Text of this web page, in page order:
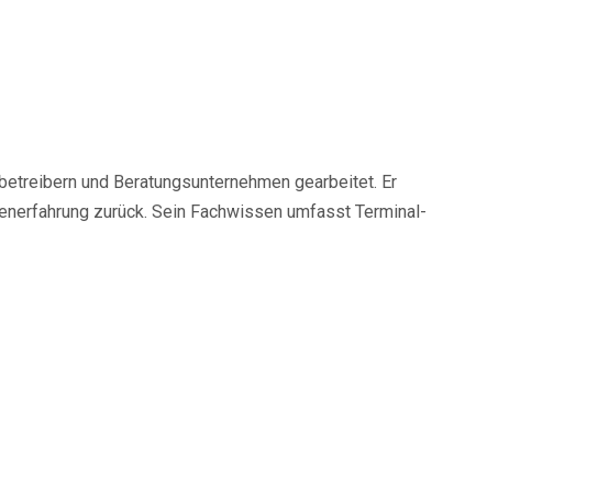
und Beratungsunternehmen gearbeitet. Er
zurück. Sein Fachwissen umfasst Terminal-